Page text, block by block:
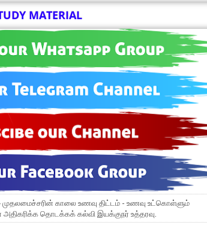
MATERIAL
முதலமைச்சரின் காலை உணவு திட்டம் - உணவு உட்கொள்ளும்
தொடக்கக் கல்வி இயக்குநர் உத்தரவு.